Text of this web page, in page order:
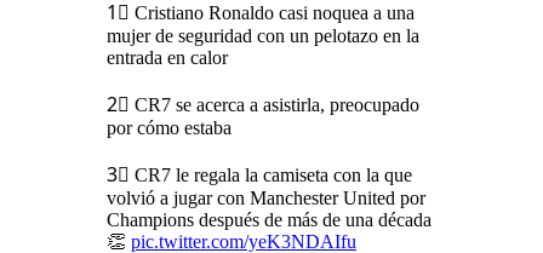
1⃣ Cristiano Ronaldo casi noquea a una
mujer de seguridad con un pelotazo en la
entrada en calor
2⃣ CR7 se acerca a asistirla, preocupado
por cómo estaba
3⃣ CR7 le regala la camiseta con la que
volvió a jugar con Manchester United por
Champions después de más de una década
👏 pic.twitter.com/yeK3NDAIfu